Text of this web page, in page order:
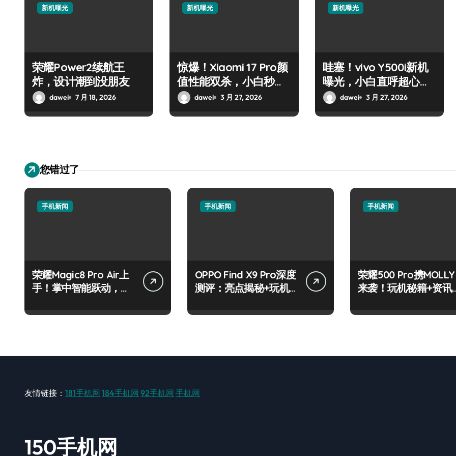
新机曝光
荣耀Power2续航王
炸，设计潮到没朋友
dawei 7 月 18, 2026
新机曝光
惊爆！Xiaomi 17 Pro颜
值性能双杀，小白秒心
动！dawei 3 月 27, 2026
新机曝光
哇塞！vivo Y500i新机
曝光，小白直呼超心
动！dawei 3 月 27, 2026
您错过了
手机新闻
荣耀Magic8 Pro Air上
手！掌中智能跃动，资
手机新闻
OPPO Find X9 Pro深度
测评：亮点揭秘+玩机
手机新闻
荣耀500 Pro携MOLLY
来袭！玩机秘籍+资讯
友情链接： 181手机网 184手机网 92手机网 手机网
150手机网